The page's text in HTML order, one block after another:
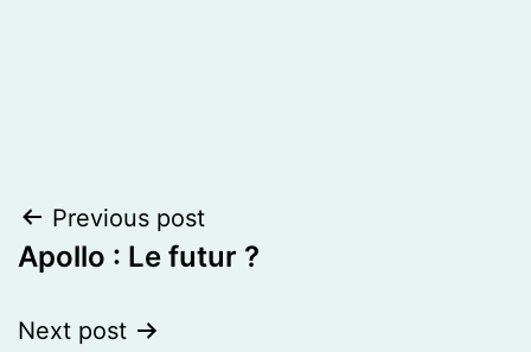
Post
navigation
Previous post
Apollo : Le futur ?
Next post